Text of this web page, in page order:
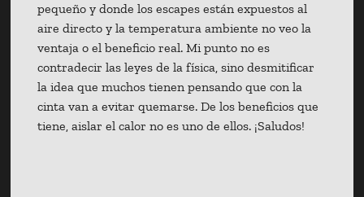
pequeño y donde los escapes están expuestos al
aire directo y la temperatura ambiente no veo la
ventaja o el beneficio real. Mi punto no es
contradecir las leyes de la física, sino desmitificar
la idea que muchos tienen pensando que con la
cinta van a evitar quemarse. De los beneficios que
tiene, aislar el calor no es uno de ellos. ¡Saludos!